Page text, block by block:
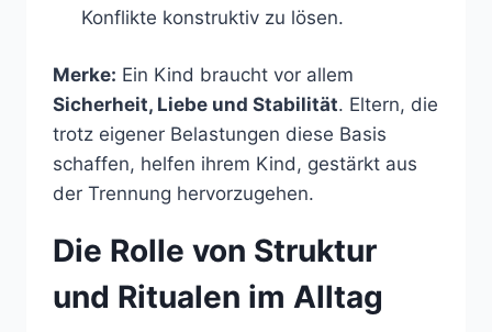
Konflikte konstruktiv zu lösen.
Merke: Ein Kind braucht vor allem
Sicherheit, Liebe und Stabilität. Eltern, die
trotz eigener Belastungen diese Basis
schaffen, helfen ihrem Kind, gestärkt aus
der Trennung hervorzugehen.
Die Rolle von Struktur
und Ritualen im Alltag